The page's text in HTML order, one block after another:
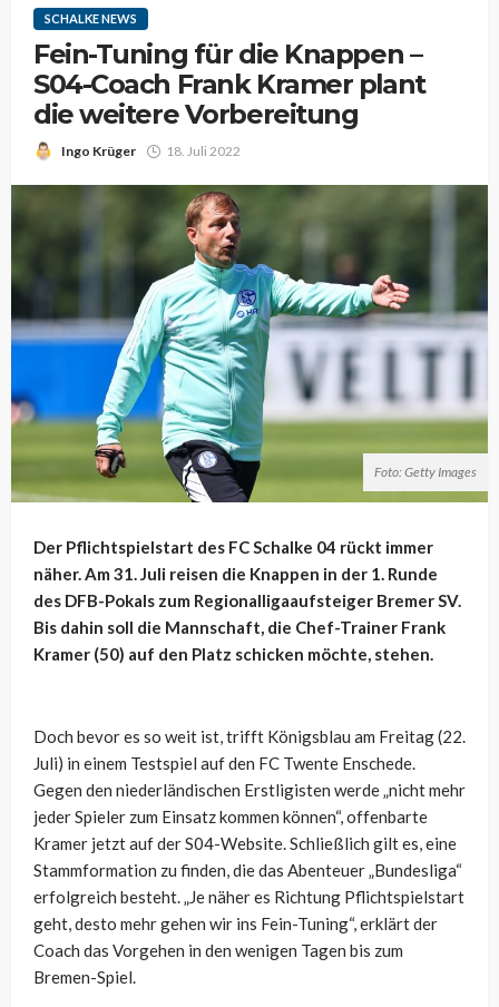
SCHALKE NEWS
Fein-Tuning für die Knappen –
S04-Coach Frank Kramer plant
die weitere Vorbereitung
Ingo Krüger 18. Juli 2022
Foto: Getty Images
Der Pflichtspielstart des FC Schalke 04 rückt immer
näher. Am 31. Juli reisen die Knappen in der 1. Runde
des DFB-Pokals zum Regionalligaaufsteiger Bremer SV.
Bis dahin soll die Mannschaft, die Chef-Trainer Frank
Kramer (50) auf den Platz schicken möchte, stehen.
Doch bevor es so weit ist, trifft Königsblau am Freitag (22.
Juli) in einem Testspiel auf den FC Twente Enschede.
Gegen den niederländischen Erstligisten werde „nicht mehr
jeder Spieler zum Einsatz kommen können“, offenbarte
Kramer jetzt auf der S04-Website. Schließlich gilt es, eine
Stammformation zu finden, die das Abenteuer „Bundesliga“
erfolgreich besteht. „Je näher es Richtung Pflichtspielstart
geht, desto mehr gehen wir ins Fein-Tuning“, erklärt der
Coach das Vorgehen in den wenigen Tagen bis zum
Bremen-Spiel.